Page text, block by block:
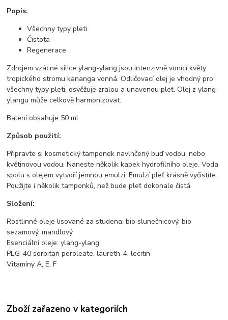
Popis:
Všechny typy pleti
Čistota
Regenerace
Zdrojem vzácné silice ylang-ylang jsou intenzivně vonící květy
tropického stromu kananga vonná. Odličovací olej je vhodný pro
všechny typy pleti, osvěžuje zralou a unavenou pleť. Olej z ylang-
ylangu může celkově harmonizovat.
Balení obsahuje 50 ml
Způsob použití:
Připravte si kosmetický tamponek navlhčený buď vodou, nebo
květinovou vodou. Naneste několik kapek hydrofilního oleje. Voda
spolu s olejem vytvoří jemnou emulzi. Emulzí pleť krásně vyčistíte.
Použijte i několik tamponků, než bude pleť dokonale čistá.
Složení:
Rostlinné oleje lisované za studena: bio slunečnicový, bio
sezamový, mandlový
Esenciální oleje: ylang-ylang
PEG-40 sorbitan peroleate, laureth-4, lecitin
Vitamíny A, E, F
Zboží zařazeno v kategoriích